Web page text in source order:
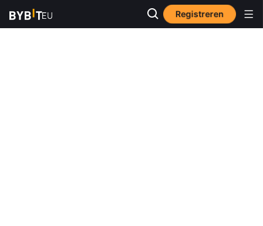
Registreren